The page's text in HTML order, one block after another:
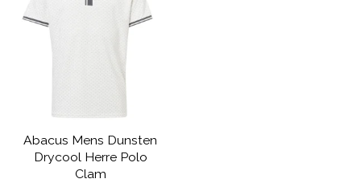
Abacus Mens Dunsten
Drycool Herre Polo
Clam